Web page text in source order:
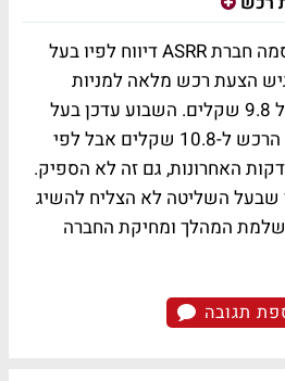
לפני בדיוק שבועיים פרסמה חברת ASRR דיווח לפיו בעל
הצעת רכש מלאה למניות
החברה וזרת לפי מחיר של 9.8 שקלים. השבוע עדכן בעל
השליטה את מחיר הצעת הרכש ל-10.8 שקלים אבל לפי
האחרונות, גם זה לא הספיק.
השליטה לא הצליח להשיג
המהלך ומחיקת החברה
תגובה